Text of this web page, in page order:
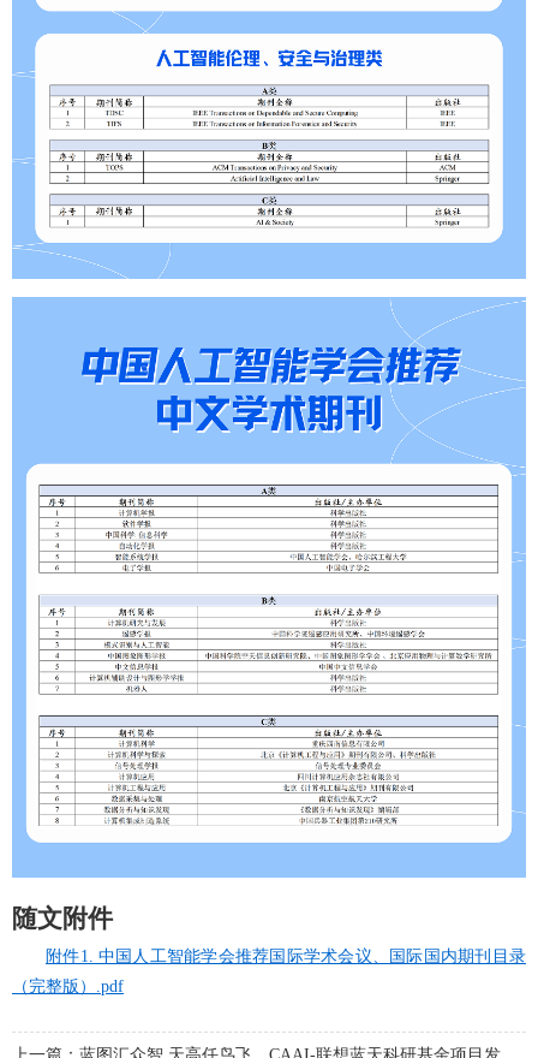
随文附件
附件1. 中国人工智能学会推荐国际学术会议、国际国内期刊目录
（完整版）.pdf